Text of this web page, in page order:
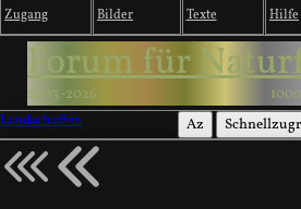
Zugang Bilder Texte Hilfe
Forum für
2003-2026
Landschaften
Az